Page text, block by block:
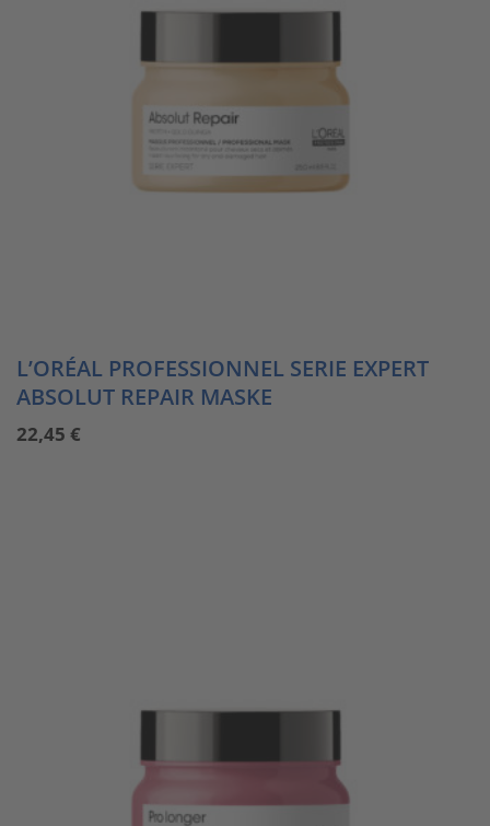
L’ORÉAL PROFESSIONNEL SERIE EXPERT
ABSOLUT REPAIR MASKE
22,45 €